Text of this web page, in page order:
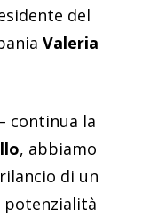
del
Valeria
continua la
, abbiamo
di un
potenzialità